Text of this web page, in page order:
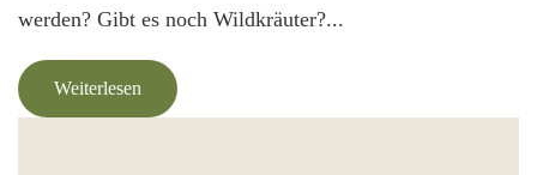
werden? Gibt es noch Wildkräuter?...
Weiterlesen